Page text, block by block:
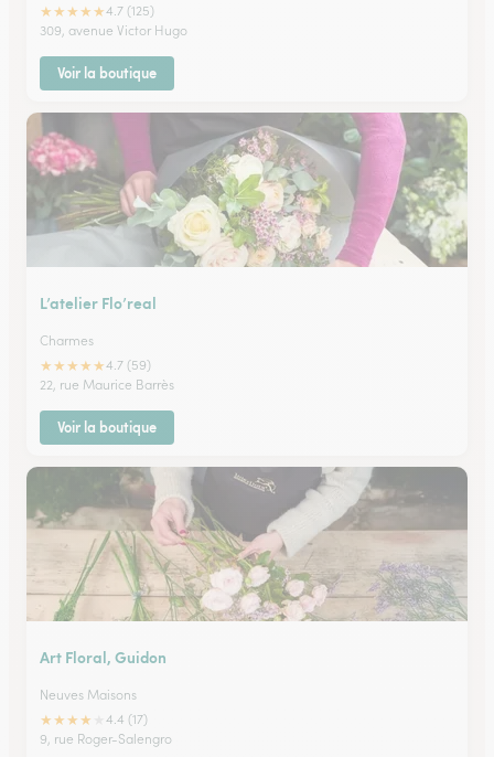
★★★★★4.7 (125)
309, avenue Victor Hugo
Voir la boutique
L’atelier Flo’real
Charmes
★★★★★4.7 (59)
22, rue Maurice Barrès
Voir la boutique
Art Floral, Guidon
Neuves Maisons
★★★★
4.4 (17)
9, rue Roger-Salengro